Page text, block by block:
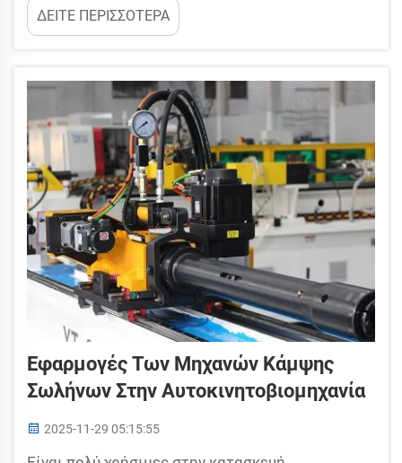
γρηγορότερες και ευκολότερες στη χρήση
μηχανές και προϊόντα. Η Yuetai αναπτύσσει με
και παρέχει στους χρήστες μοντέλα που
εξοικονομούν χρόνο και αποτρέπουν δαπανηρά...
ΔΕΙΤΕ ΠΕΡΙΣΣΟΤΕΡΑ
Εφαρμογές Των Μηχανών Κάμψης
Σωλήνων Στην Αυτοκινητοβιομηχανία
2025-11-29 05:15:55